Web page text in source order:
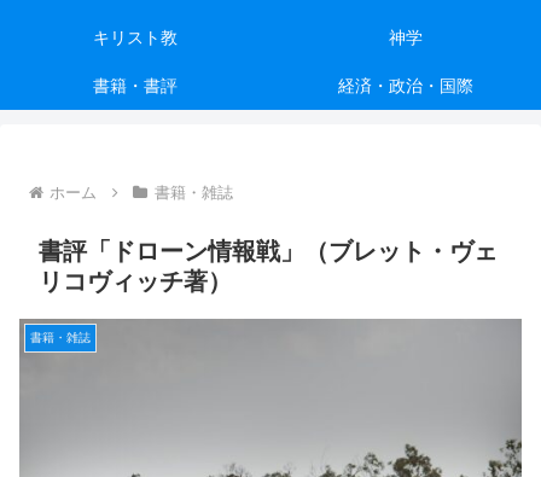
キリスト教 神学
書籍・書評 経済・政治・国際
ホーム 書籍・雑誌
書評「ドローン情報戦」（ブレット・ヴェ
リコヴィッチ著）
書籍・雑誌